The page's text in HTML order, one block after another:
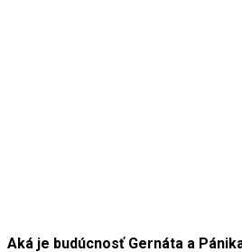
Aká je budúcnosť Gernáta a